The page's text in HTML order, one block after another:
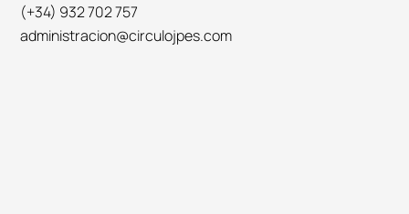
(+34) 932 702 757
administracion@circulojpes.com